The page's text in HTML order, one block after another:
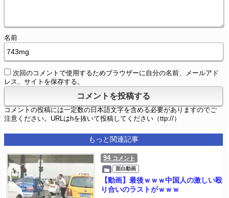
名前
次回のコメントで使用するためブラウザーに自分の名前、メールアド
レス、サイトを保存する。
コメントの投稿には一定数の日本語文字を含める必要がありますのでご
注意ください。URLはhを抜いて投稿してください（ttp://）
もっと関連記事
94 コメント
面白動画
【動画】最後ｗｗｗ中国人の激しい殴
り合いのラストがｗｗｗ